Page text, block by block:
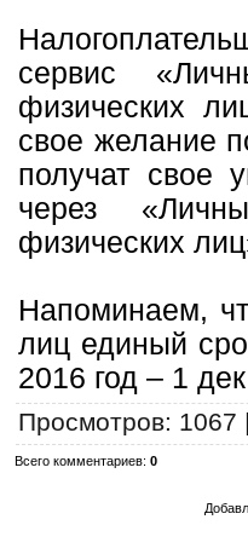
сервис
физических
свое желание
получат свое
через
физических
Напоминаем,
лиц единый
2016 год – 1
Просмотров:
Всего комментариев:0